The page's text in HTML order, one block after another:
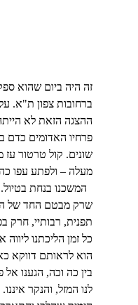
זה היה ביום שהוא
ברחובות צפון ת"א.
ההצגה הזאת לא
פרחיו האדומים כדם
שונים. קול טרטור עז
מעלה – ולפתע עפו
המשכנו בנחת
שרק מבטם החד של
תפנית, רבותיי, חרק
כל זמן הליכתנו
הוא לראותם דווקא
בין כה וכה, הגענו
לנו המזל, והנקר